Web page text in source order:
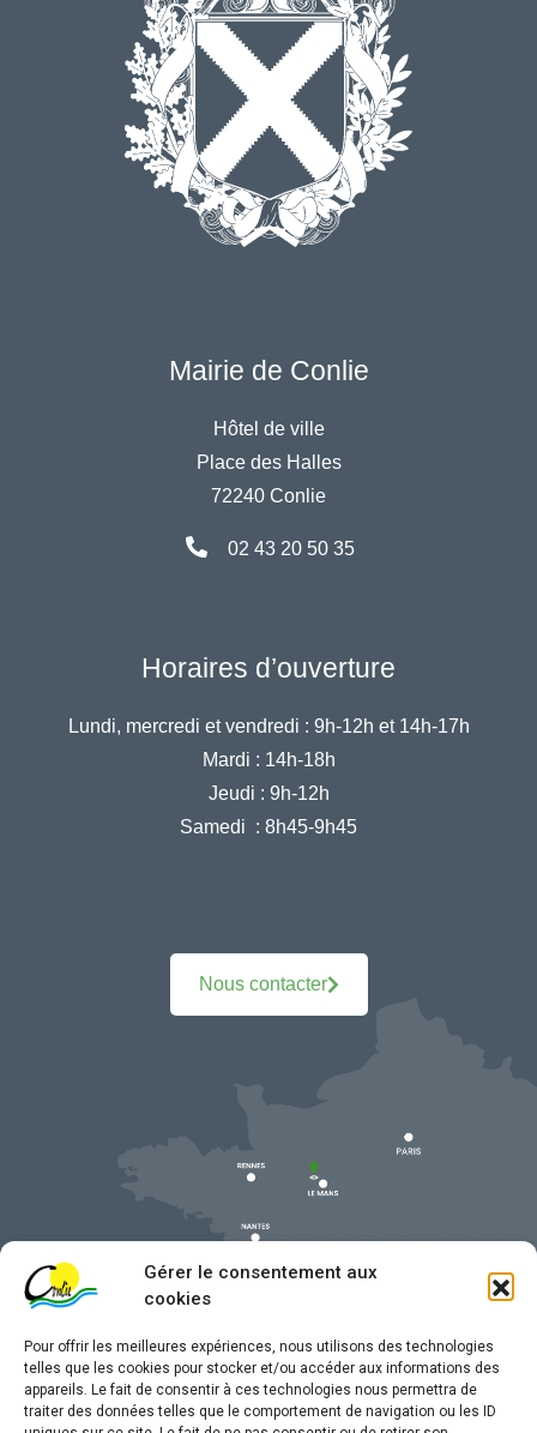
Gérer le consentement aux
cookies
Pour offrir les meilleures expériences, nous utilisons des technologies
telles que les cookies pour stocker et/ou accéder aux informations des
appareils. Le fait de consentir à ces technologies nous permettra de
traiter des données telles que le comportement de navigation ou les ID
Mairie de Conlie
Hôtel de ville
Place des Halles
72240 Conlie
02 43 20 50 35
Horaires d’ouverture
Lundi, mercredi et vendredi : 9h-12h et 14h-17h
Mardi : 14h-18h
Jeudi : 9h-12h
Samedi : 8h45-9h45
Nous contacter